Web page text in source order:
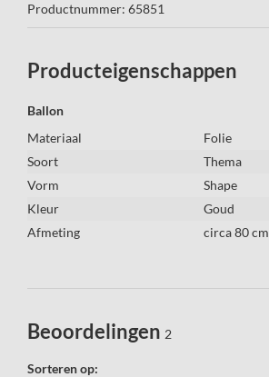
Productnummer: 65851
Producteigenschappen
Ballon
Materiaal
Folie
Soort
Thema
Vorm
Shape
Kleur
Goud
Afmeting
circa 80 cm
Beoordelingen 2
Sorteren op: